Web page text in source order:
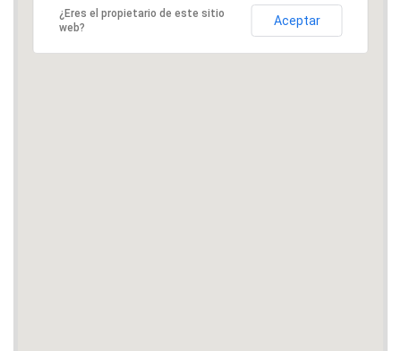
¿Eres el propietario de este sitio
web?
Aceptar